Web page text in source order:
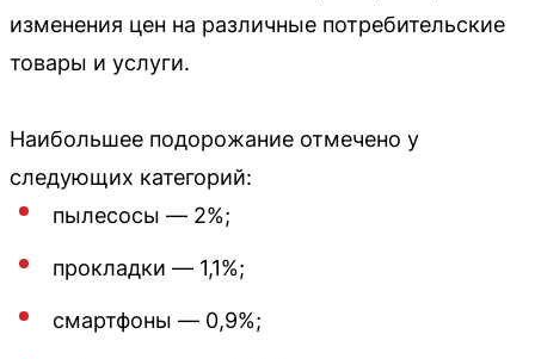
изменения цен на различные потребительские
товары и услуги.
Наибольшее подорожание отмечено у
следующих категорий:
пылесосы — 2%;
прокладки — 1,1%;
смартфоны — 0,9%;